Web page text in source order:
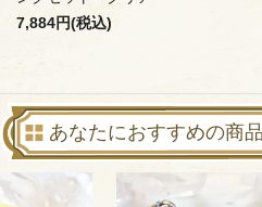
7,884円(税込)
あなたにおすすめの商品